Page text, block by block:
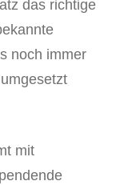
das richtige
noch immer
mit